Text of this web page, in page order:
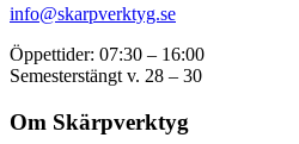
info@skarpverktyg.se
Öppettider: 07:30 – 16:00
Semesterstängt v. 28 – 30
Om Skärpverktyg